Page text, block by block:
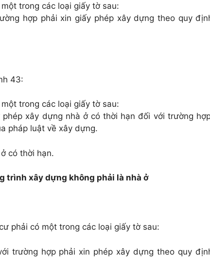
trong các loại giấy tờ sau:
hợp phải xin giấy phép xây dựng theo quy
43:
trong các loại giấy tờ sau:
xây dựng nhà ở có thời hạn đối với trường
pháp luật về xây dựng.
có thời hạn.
trình xây dựng không phải là nhà ở
phải có một trong các loại giấy tờ sau:
trường hợp phải xin phép xây dựng theo quy